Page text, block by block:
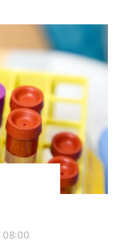
08:00